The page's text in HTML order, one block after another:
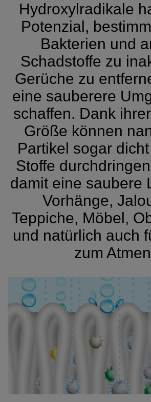
Hydroxylradikale
Potenzial,
Bakterien und
Schadstoffe zu
Gerüche zu
eine sauberere
schaffen. Dank
Größe können
Partikel sogar
Stoffe
damit eine saubere
Vorhänge,
Teppiche, Möbel,
und natürlich auch
zum